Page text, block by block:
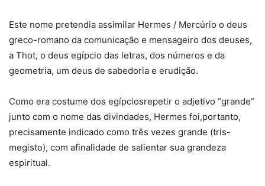
Este nome pretendia assimilar Hermes / Mercúrio o deus
greco-romano da comunicação e mensageiro dos deuses,
a Thot, o deus egípcio das letras, dos números e da
geometria, um deus de sabedoria e erudição.
Como era costume dos egípciosrepetir o adjetivo “grande”
junto com o nome das divindades, Hermes foi,portanto,
precisamente indicado como três vezes grande (tris-
megisto), com afinalidade de salientar sua grandeza
espiritual.